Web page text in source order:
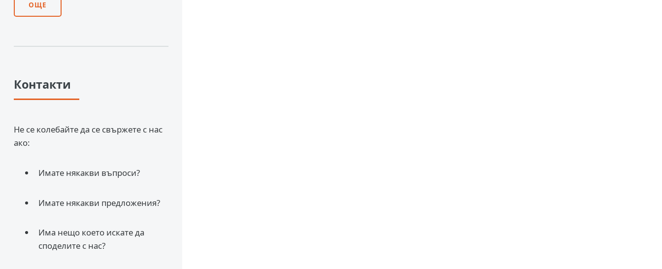
ОЩЕ
Контакти
Не се колебайте да се свържете с нас
ако:
Имате някакви въпроси?
Имате някакви предложения?
Има нещо което искате да
споделите с нас?